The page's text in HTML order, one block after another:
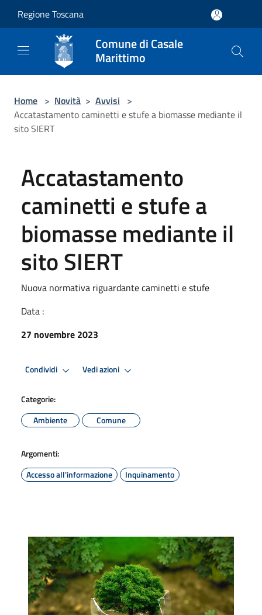
Regione Toscana
Comune di Casale
Marittimo
Home > Novità > Avvisi >
Accatastamento caminetti e stufe a biomasse mediante il
sito SIERT
Accatastamento
caminetti e stufe a
biomasse mediante il
sito SIERT
Nuova normativa riguardante caminetti e stufe
Data :
27 novembre 2023
Condividi Vedi azioni
Categorie:
Ambiente
Comune
Argomenti:
Accesso all'informazione
Inquinamento